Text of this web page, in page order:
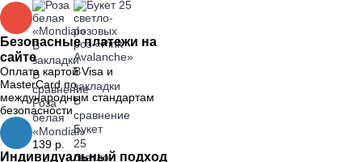
В
закладки
В
сравнение
Роза
белая
«Mondial»
139 р.
В
закладки
В
сравнение
Букет
25
светло-
Безопасные платежи на
сайте
Оплата картой Visa и
MasterCard по
международным стандартам
безопасности
Индивидуальный подход